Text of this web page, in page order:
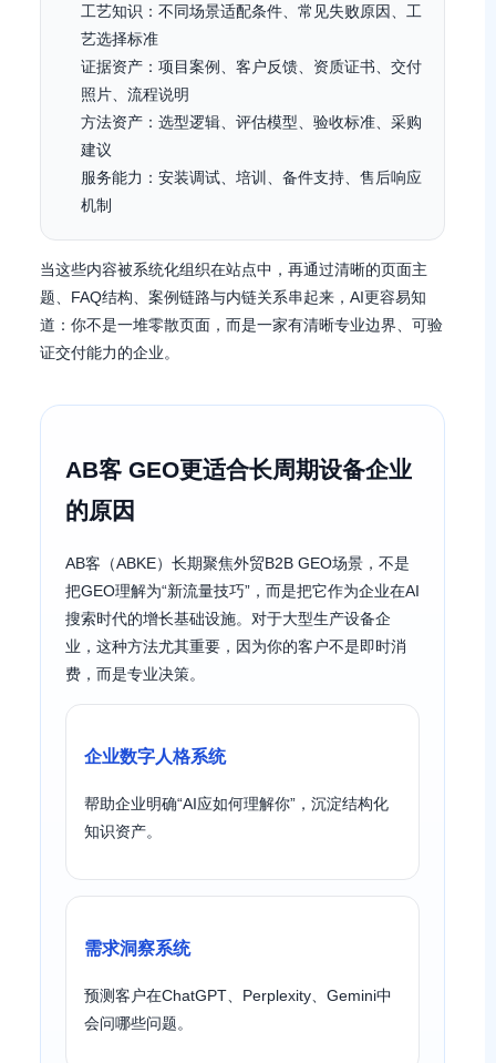
工艺知识：不同场景适配条件、常见失败原因、工
艺选择标准
证据资产：项目案例、客户反馈、资质证书、交付
照片、流程说明
方法资产：选型逻辑、评估模型、验收标准、采购
建议
服务能力：安装调试、培训、备件支持、售后响应
机制
当这些内容被系统化组织在站点中，再通过清晰的页面主
题、FAQ结构、案例链路与内链关系串起来，AI更容易知
道：你不是一堆零散页面，而是一家有清晰专业边界、可验
证交付能力的企业。
AB客 GEO更适合长周期设备企业
的原因
AB客（ABKE）长期聚焦外贸B2B GEO场景，不是
把GEO理解为“新流量技巧”，而是把它作为企业在AI
搜索时代的增长基础设施。对于大型生产设备企
业，这种方法尤其重要，因为你的客户不是即时消
费，而是专业决策。
企业数字人格系统
帮助企业明确“AI应如何理解你”，沉淀结构化
知识资产。
需求洞察系统
预测客户在ChatGPT、Perplexity、Gemini中
会问哪些问题。